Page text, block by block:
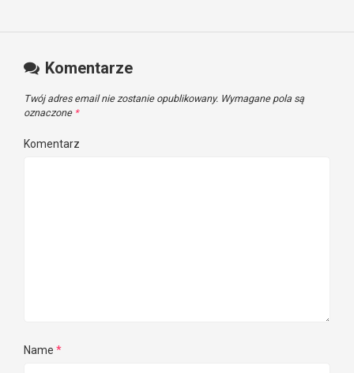
Komentarze
Twój adres email nie zostanie opublikowany. Wymagane pola są
oznaczone *
Komentarz
Name *